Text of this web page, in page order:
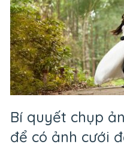
Z
Bí quyết chụp
để có ảnh cưới